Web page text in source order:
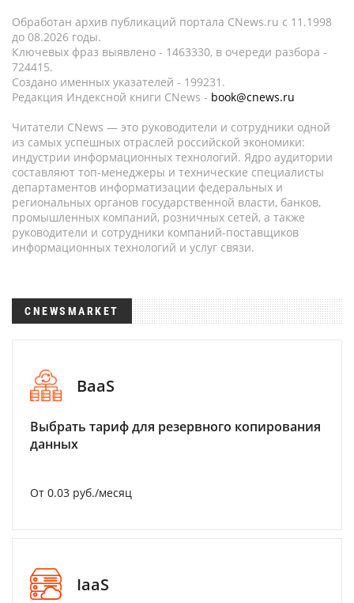
Обработан архив публикаций портала CNews.ru c 11.1998
до 08.2026 годы.
Ключевых фраз выявлено - 1463330, в очереди разбора -
724415.
Создано именных указателей - 199231.
Редакция Индексной книги CNews - book@cnews.ru
Читатели CNews — это руководители и сотрудники одной
из самых успешных отраслей российской экономики:
индустрии информационных технологий. Ядро аудитории
составляют топ-менеджеры и технические специалисты
департаментов информатизации федеральных и
региональных органов государственной власти, банков,
промышленных компаний, розничных сетей, а также
руководители и сотрудники компаний-поставщиков
информационных технологий и услуг связи.
CNEWSMARKET
BaaS
Выбрать тариф для резервного копирования
данных
От 0.03 руб./месяц
IaaS